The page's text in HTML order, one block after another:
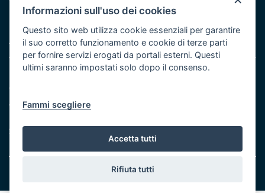
Iniziativa finanziata con risorse del POR Puglia 2014/2020 -
Asse XI
Note legali
Cookie e privacy
Atti di notifica
Servizi Intranet
© Regione Puglia
Informazioni sull'uso dei cookies
Questo sito web utilizza cookie essenziali per garantire
il suo corretto funzionamento e cookie di terze parti
per fornire servizi erogati da portali esterni. Questi
ultimi saranno impostati solo dopo il consenso.
Fammi scegliere
Accetta tutti
Rifiuta tutti